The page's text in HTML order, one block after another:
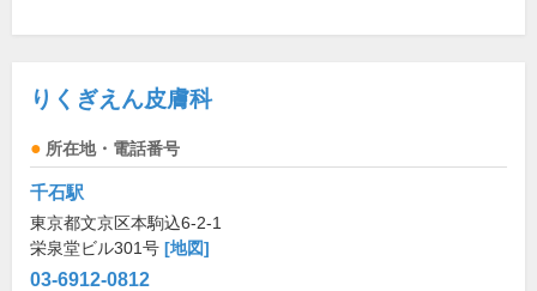
りくぎえん皮膚科
所在地・電話番号
千石駅
東京都文京区本駒込6-2-1
栄泉堂ビル301号 [地図]
03-6912-0812